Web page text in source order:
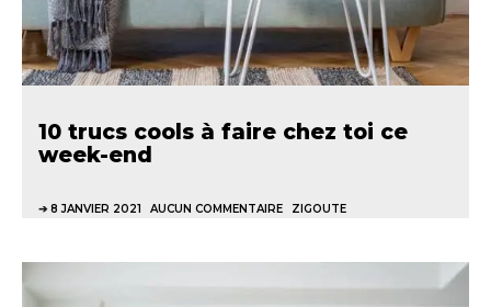
10 trucs cools à faire chez toi ce
week-end
8 JANVIER 2021 AUCUN COMMENTAIRE ZIGOUTE